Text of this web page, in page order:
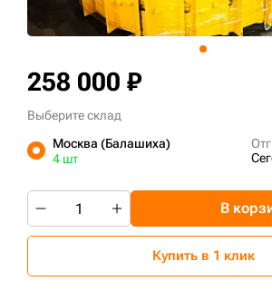
258 000 ₽
Выберите склад
Москва (Балашиха)
4 шт
В
Купить в 1 клик